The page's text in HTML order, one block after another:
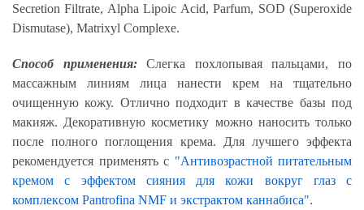
Secretion Filtrate, Alpha Lipoic Acid, Parfum, SOD (Superoxide
Dismutase), Matrixyl Complexe.
Способ применения:Слегка похлопывая пальцами, по
массажным линиям лица нанести крем на тщательно
очищенную кожу. Отлично подходит в качестве базы под
макияж. Декоративную косметику можно наносить только
после полного поглощения крема. Для лучшего эффекта
рекомендуется применять с "Антивозрастной питательным
кремом с эффектом сияния для кожи вокруг глаз с
комплексом Pantrofina NMF и экстрактом каннабиса".